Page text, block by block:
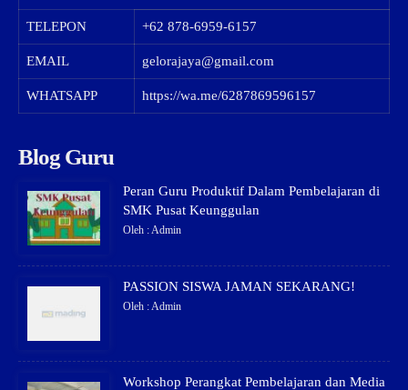
TELEPON +62 878-6959-6157
EMAIL gelorajaya@gmail.com
WHATSAPP https://wa.me/6287869596157
Blog Guru
Peran Guru Produktif Dalam Pembelajaran di
SMK Pusat Keunggulan
Oleh : Admin
PASSION SISWA JAMAN SEKARANG!
Oleh : Admin
Workshop Perangkat Pembelajaran dan Media